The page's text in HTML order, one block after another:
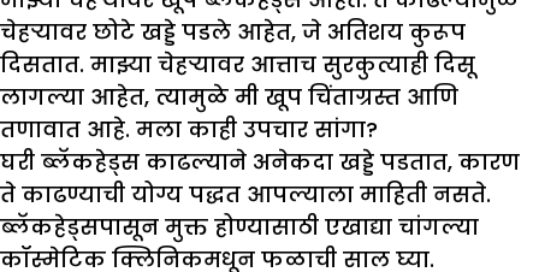
चेहऱ्यावर छोटे खड्डे पडले आहेत, जे अतिशय कुरूप
दिसतात. माझ् या चेहऱ्यावर आत्ताच सुरकुत्याही दिसू
लागल्या आहेत, त्यामुळे मी खूप चिंताग्रस्त आणि
तणावात आहे. मला काही उपचार सांगा?
घरी ब्लॅकहेड्स काढल्याने अनेकदा खड्डे पडतात, कारण
ते काढण्याची योग्य पद्धत आपल्याला माहिती नसते.
ब्लॅकहेड्सपासून मुक्त होण्यासाठी एखाद्या चांगल्या
कॉस्मेटिक क्लिनिकमधून फळाची साल घ्या.